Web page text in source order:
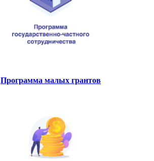
Программа малых грантов